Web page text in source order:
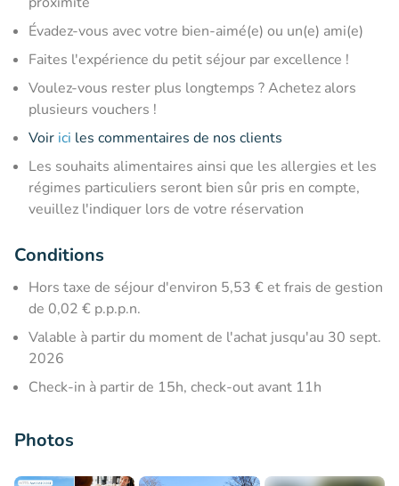
Évadez-vous avec votre bien-aimé(e) ou un(e) ami(e)
Faites l'expérience du petit séjour par excellence !
Voulez-vous rester plus longtemps ? Achetez alors
plusieurs vouchers !
Voir ici les commentaires de nos clients
Les souhaits alimentaires ainsi que les allergies et les
régimes particuliers seront bien sûr pris en compte,
veuillez l'indiquer lors de votre réservation
Conditions
Hors taxe de séjour d'environ 5,53 € et frais de gestion
de 0,02 € p.p.p.n.
Valable à partir du moment de l'achat jusqu'au 30 sept.
2026
Check-in à partir de 15h, check-out avant 11h
Photos